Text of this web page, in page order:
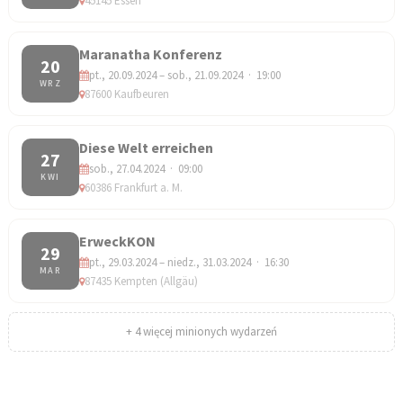
20
WRZ
Maranatha Konferenz
pt., 20.09.2024 – sob., 21.09.2024 · 19:00
87600 Kaufbeuren
27
KWI
Diese Welt erreichen
sob., 27.04.2024 · 09:00
60386 Frankfurt a. M.
29
MAR
ErweckKON
pt., 29.03.2024 – niedz., 31.03.2024 · 16:30
87435 Kempten (Allgäu)
+ 4 więcej minionych wydarzeń